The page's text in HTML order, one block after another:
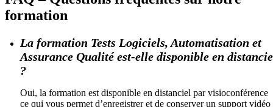
formation
La formation Tests Logiciels, Automatisation et
Assurance Qualité est-elle disponible en
?
Oui, la formation est disponible en distanciel par visioconférence
ce qui vous permet d’enregistrer et de conserver un support vidéo